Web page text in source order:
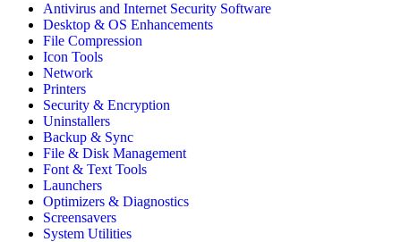
Antivirus and Internet Security Software
Desktop & OS Enhancements
File Compression
Icon Tools
Network
Printers
Security & Encryption
Uninstallers
Backup & Sync
File & Disk Management
Font & Text Tools
Launchers
Optimizers & Diagnostics
Screensavers
System Utilities